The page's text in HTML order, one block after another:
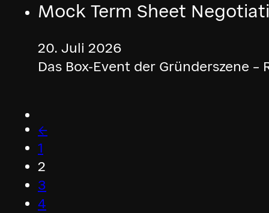
Mock Term Sheet
20. Juli 2026
Das Box-Event der Gründerszene
←
1
2
3
4